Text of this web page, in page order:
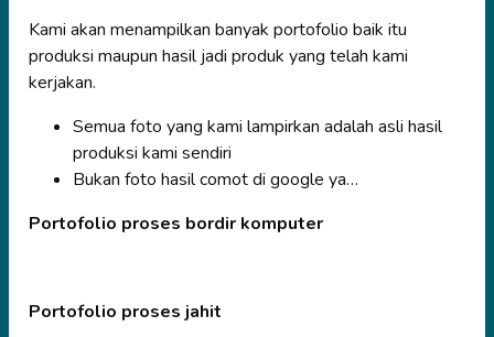
Kami akan menampilkan banyak portofolio baik itu
produksi maupun hasil jadi produk yang telah kami
kerjakan.
Semua foto yang kami lampirkan adalah asli hasil
produksi kami sendiri
Bukan foto hasil comot di google ya…
Portofolio proses bordir komputer
Portofolio proses jahit